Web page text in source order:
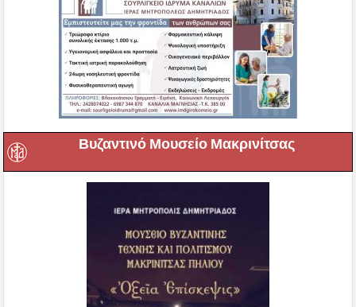
Βυζαντινό Μουσείο Μακρινίτσας